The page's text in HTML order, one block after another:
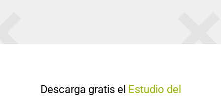
Descarga gratis el Estudio del